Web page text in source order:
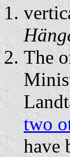
The
two
have